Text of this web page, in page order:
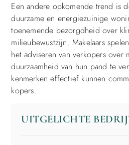
Een andere opkomende trend is
duurzame en energiezuinige
toenemende bezorgdheid over
milieubewustzijn. Makelaars
het adviseren van verkopers over
duurzaamheid van hun pand te
kenmerken effectief kunnen
kopers.
UITGELICHTE